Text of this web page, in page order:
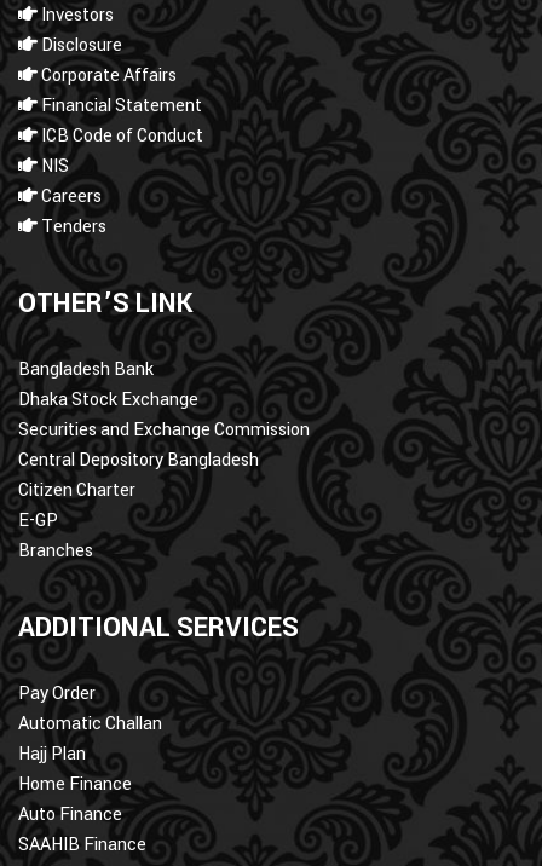
Investors
Disclosure
Corporate Affairs
Financial Statement
ICB Code of Conduct
NIS
Careers
Tenders
OTHER’S LINK
Bangladesh Bank
Dhaka Stock Exchange
Securities and Exchange Commission
Central Depository Bangladesh
Citizen Charter
E-GP
Branches
ADDITIONAL SERVICES
Pay Order
Automatic Challan
Hajj Plan
Home Finance
Auto Finance
SAAHIB Finance